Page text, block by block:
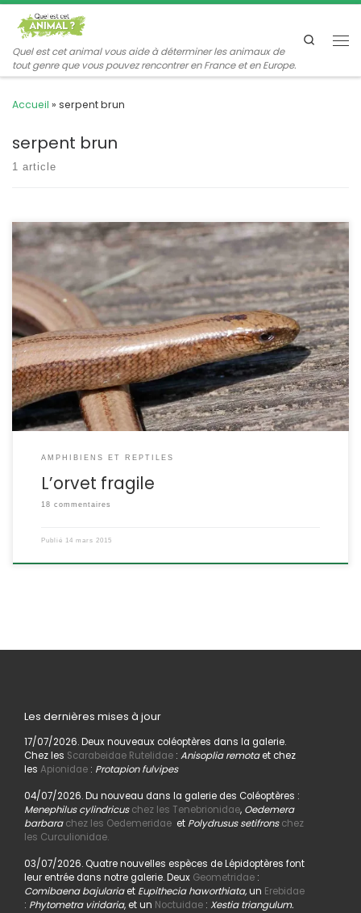
Passer au contenu
Quel est cet animal vous aide à déterminer les animaux de
tout genre que vous pouvez rencontrer en France et en Europe.
Search
Accueil » serpent brun
serpent brun
1 article
Serpent de verre, lézard sans pattes, l’orvet n’est en fait ni l’un ni
l’autre, ses plus proches parents sont les varans. Se déplaçant
lentement dans les herbes hautes, c’est un gros consommateur
de limaces, totalement inoffensif et très fragile. Anguis fragilis Le
serpent de verre POSITION SYSTÉMATIQUE : Vertébré, Reptile Famille
des Anguidae […]
AMPHIBIENS ET REPTILES
L’orvet fragile
18 commentaires
Publié 14 mars 2015
Les dernières mises à jour
17/07/2026. Deux nouveaux coléoptères dans la galerie.
Chez les Scarabeidae Rutelidae: Anisoplia remotaet chez
les Apionidae: Protapion fulvipes
04/07/2026. Du nouveau dans la galerie des Coléoptères :
Menephilus cylindricus chez les Tenebrionidae,Oedemera
barbara chez les Oedemeridaeet Polydrusus setifrons chez
les Curculionidae.
03/07/2026. Quatre nouvelles espèces de Lépidoptères font
leur entrée dans notre galerie. Deux Geometridae:
Comibaena bajulariaet Eupithecia haworthiata,un Erebidae
: Phytometra viridaria, et un Noctuidae: Xestia triangulum.